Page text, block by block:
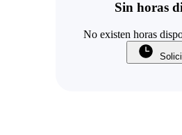
Sin horas
No existen horas